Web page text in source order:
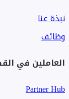
• فرصة نادرة
نبذة عنا
وظائف
العاملين في
Partner Hub